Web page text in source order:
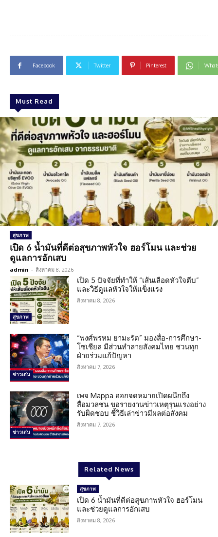
Facebook Twitter Pinterest
Must Read
สุขภาพ
เปิด 6 น้ำมันที่ดีต่อสุขภาพหัวใจ ฮอร์โมน และช่วย
ดูแลการอักเสบ
admin - สิงหาคม 8, 2026
สุขภาพ
เปิด 5 ปัจจัยที่ทำให้ “เส้นเลือดหัวใจตีบ”
และวิธีดูแลหัวใจให้แข็งแรง
สิงหาคม 8, 2026
ข่าวเด่น
“พงศ์พรหม ยามะรัต” มองสื่อ-การศึกษา-
โซเชียล มีส่วนทำลายสังคมไทย ชวนทุก
ฝ่ายร่วมแก้ปัญหา
สิงหาคม 7, 2026
ข่าวเด่น
เพจ Mappa ออกจดหมายเปิดผนึกถึง
สื่อมวลชน ขอรายงานข่าวเหตุรุนแรงอย่าง
รับผิดชอบ ชี้วิธีเล่าข่าวมีผลต่อสังคม
สิงหาคม 7, 2026
Related News
สุขภาพ
เปิด 6 น้ำมันที่ดีต่อสุขภาพหัวใจ ฮอร์โมน
และช่วยดูแลการอักเสบ
สิงหาคม 8, 2026